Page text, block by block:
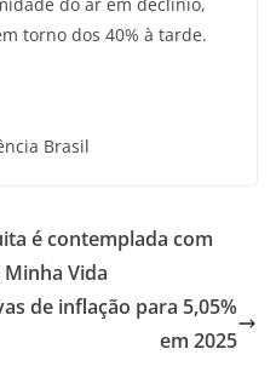
torno dos 40% à tarde.
Brasil
é contemplada com
Vida
de inflação para 5,05%
em 2025